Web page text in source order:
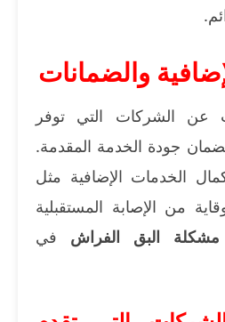
والضمانات
عن الشركات التي توفر
جودة الخدمة المقدمة.
الخدمات الإضافية مثل
من الإصابة المستقبلية
مشكلة البق الفراش في